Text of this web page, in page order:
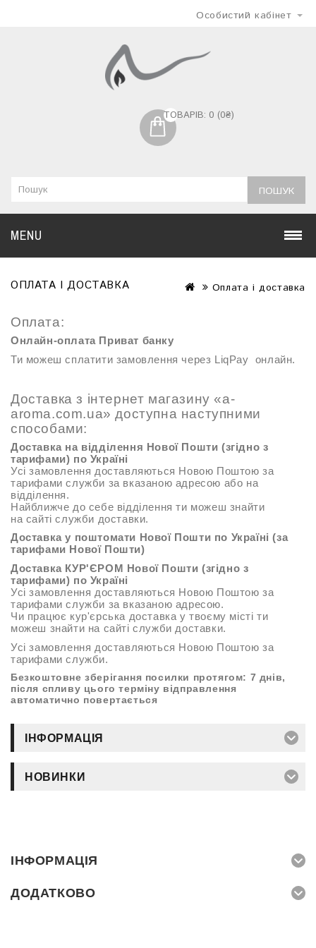
Особистий кабінет
ТОВАРІВ: 0 (0₴)
ПОШУК
MENU
ОПЛАТА І ДОСТАВКА Оплата і доставка
Оплата:
Онлайн-оплата Приват банку
Ти можеш сплатити замовлення через LiqPay онлайн.
Доставка з інтернет магазину «a-
aroma.com.ua» доступна наступними
способами:
Доставка на відділення Нової Пошти (згідно з
тарифами) по Україні
Усі замовлення доставляються Новою Поштою за
тарифами служби за вказаною адресою або на
відділення.
Найближче до себе відділення ти можеш знайти
на сайті служби доставки.
Доставка у поштомати Нової Пошти по Україні (за
тарифами Нової Пошти)
Доставка КУР'ЄРОМ Нової Пошти (згідно з
тарифами) по Україні
Усі замовлення доставляються Новою Поштою за
тарифами служби за вказаною адресою.
Чи працює кур'єрська доставка у твоєму місті ти
можеш знайти на сайті служби доставки.
Усі замовлення доставляються Новою Поштою за
тарифами служби.
Безкоштовне зберігання посилки протягом: 7 днів,
після спливу цього терміну відправлення
автоматично повертається
ІНФОРМАЦІЯ
НОВИНКИ
ІНФОРМАЦІЯ
ДОДАТКОВО